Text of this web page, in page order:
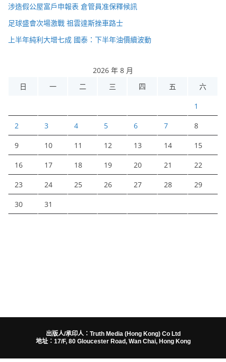
涉造假公屋富戶申報表 倉管員准保釋候訊
足球盛會次場激戰 祖雲達斯挫車路士
上半年純利大增七成 國泰：下半年油價續波動
2026 年 8 月
日
一 二 三 四 五 六
1
2 3 4 5 6 7 8
9 10 11 12 13 14 15
16 17 18 19 20 21 22
23 24 25 26 27 28 29
30 31
出版人/承印人：Truth Media (Hong Kong) Co Ltd
地址：17/F, 80 Gloucester Road, Wan Chai, Hong Kong